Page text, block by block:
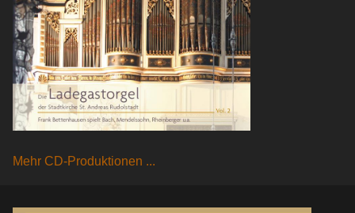
Mehr CD-Produktionen ...